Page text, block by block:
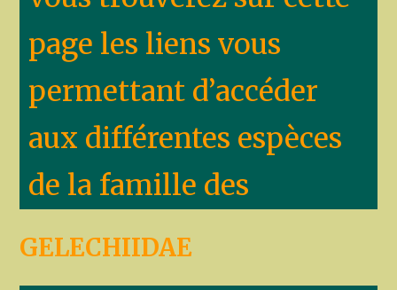
page les liens vous
permettant d’accéder
aux différentes espèces
de la famille des
GELECHIIDAE